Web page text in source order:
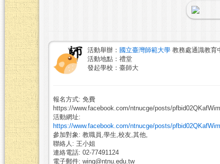
活動舉辦： 國立臺灣師範大學 教務處通識教育
活動地點：禮堂
發起學校：臺師大
報名方式: 免費
https://www.facebook.com/ntnucge/posts/
活動網址:
https://www.facebook.com/ntnucge/posts/
參加對象: 教職員,學生,校友,其他,
聯絡人: 王小姐
連絡電話: 02-77491124
電子郵件: wing@ntnu.edu.tw